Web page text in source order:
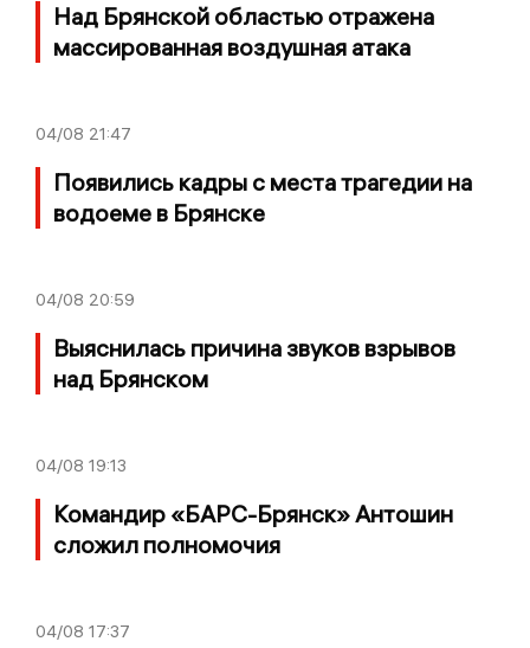
Над Брянской областью отражена
массированная воздушная атака
04/08 21:47
Появились кадры с места трагедии на
водоеме в Брянске
04/08 20:59
Выяснилась причина звуков взрывов
над Брянском
04/08 19:13
Командир «БАРС-Брянск» Антошин
сложил полномочия
04/08 17:37